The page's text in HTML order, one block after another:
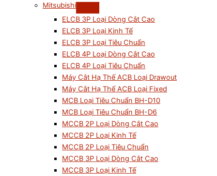
Mitsubishi
ELCB 3P Loại Dòng Cắt Cao
ELCB 3P Loại Kinh Tế
ELCB 3P Loại Tiêu Chuẩn
ELCB 4P Loại Dòng Cắt Cao
ELCB 4P Loại Tiêu Chuẩn
Máy Cắt Hạ Thế ACB Loại Drawout
Máy Cắt Hạ Thế ACB Loại Fixed
MCB Loại Tiêu Chuẩn BH-D10
MCB Loại Tiêu Chuẩn BH-D6
MCCB 2P Loại Dòng Cắt Cao
MCCB 2P Loại Kinh Tế
MCCB 2P Loại Tiêu Chuẩn
MCCB 3P Loại Dòng Cắt Cao
MCCB 3P Loại Kinh Tế